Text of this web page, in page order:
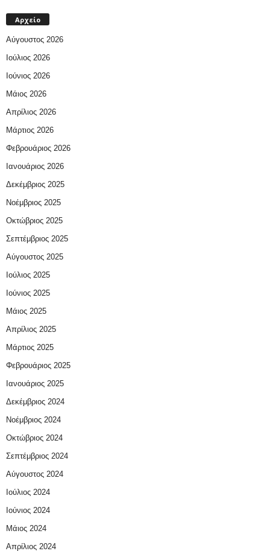
Αρχείο
Αύγουστος 2026
Ιούλιος 2026
Ιούνιος 2026
Μάιος 2026
Απρίλιος 2026
Μάρτιος 2026
Φεβρουάριος 2026
Ιανουάριος 2026
Δεκέμβριος 2025
Νοέμβριος 2025
Οκτώβριος 2025
Σεπτέμβριος 2025
Αύγουστος 2025
Ιούλιος 2025
Ιούνιος 2025
Μάιος 2025
Απρίλιος 2025
Μάρτιος 2025
Φεβρουάριος 2025
Ιανουάριος 2025
Δεκέμβριος 2024
Νοέμβριος 2024
Οκτώβριος 2024
Σεπτέμβριος 2024
Αύγουστος 2024
Ιούλιος 2024
Ιούνιος 2024
Μάιος 2024
Απρίλιος 2024